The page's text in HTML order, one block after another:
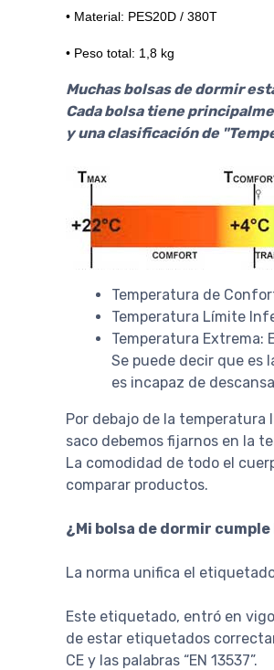
• Material: PES20D / 380T
• Peso total: 1,8 kg
Muchas bolsas de dormir
Cada bolsa tiene
y una clasificación de
Temperatura de
Temperatura Límite
Temperatura Extrema:
Se puede decir que es
es incapaz de
Por debajo de la
saco debemos fijarnos en la
La comodidad de todo el
comparar productos.
¿Mi bolsa de dormir
La norma unifica el
Este etiquetado, entró en
de estar etiquetados
CE y las palabras “EN 13537”.